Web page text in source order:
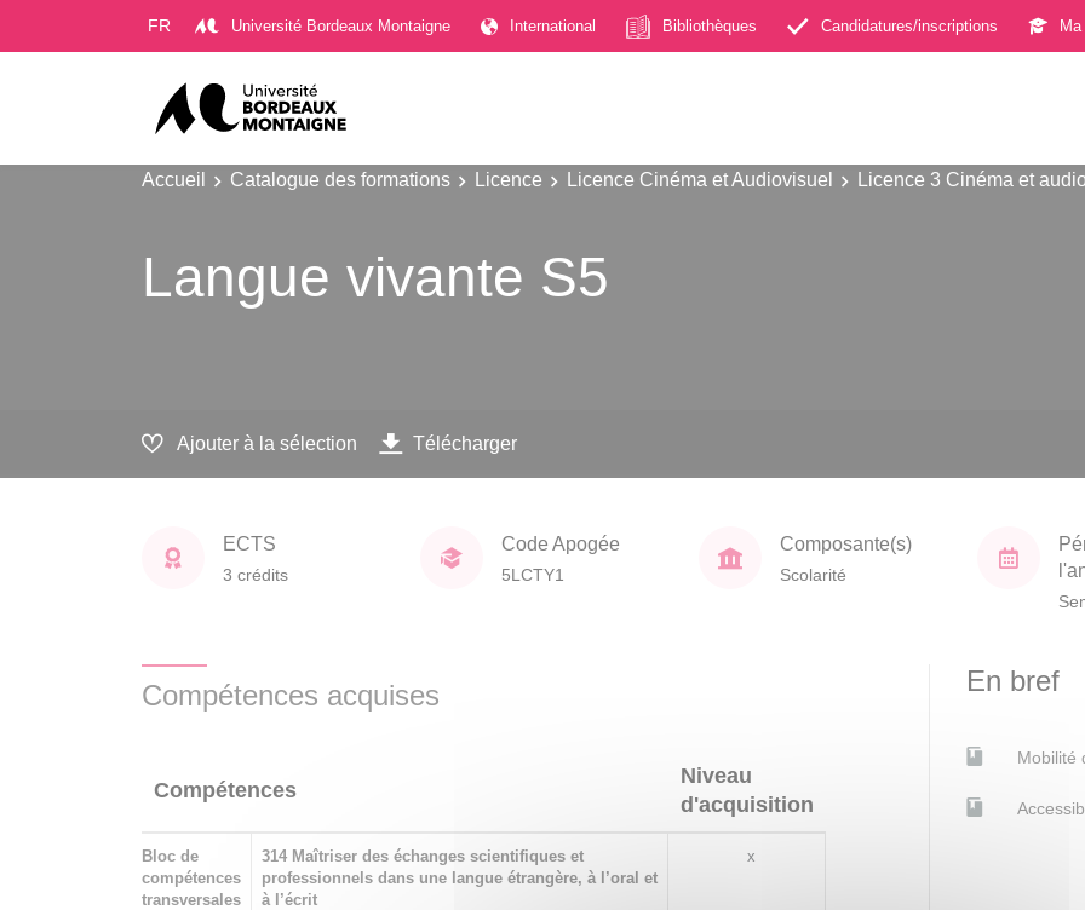
FR Université Bordeaux Montaigne International Bibliothèques Candidatures/inscriptions Ma
Accueil Catalogue des formations Licence Licence Cinéma et Audiovisuel Licence 3 Cinéma et
Langue vivante S5
Ajouter à la sélection Télécharger
ECTS
3 crédits
Code Apogée
5LCTY1
Composante(s)
Scolarité
Compétences acquises
Compétences
Niveau
d'acquisition
Bloc de
compétences
transversales
314 Maîtriser des échanges scientifiques et
professionnels dans une langue étrangère, à l’oral et
à l’écrit
x
En bref
Mobilité